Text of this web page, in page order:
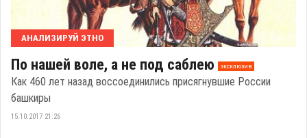
АНАЛИЗИРУЙ ЭТНО
По нашей воле, а не под саблею эксклюзив
Как 460 лет назад воссоединились присягнувшие России
башкиры
15.10.2017 21:26